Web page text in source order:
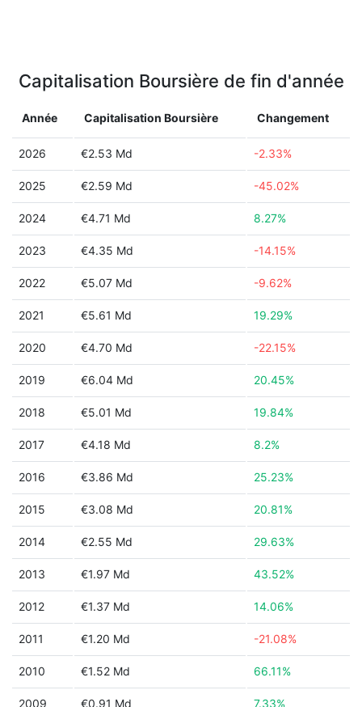
Capitalisation Boursière de fin d'année
Année Capitalisation Boursière Changement
2026 €2.53 Md -2.33%
2025 €2.59 Md -45.02%
2024 €4.71 Md 8.27%
2023 €4.35 Md -14.15%
2022 €5.07 Md -9.62%
2021 €5.61 Md 19.29%
2020 €4.70 Md -22.15%
2019 €6.04 Md 20.45%
2018 €5.01 Md 19.84%
2017 €4.18 Md 8.2%
2016 €3.86 Md 25.23%
2015 €3.08 Md 20.81%
2014 €2.55 Md 29.63%
2013 €1.97 Md 43.52%
2012 €1.37 Md 14.06%
2011 €1.20 Md -21.08%
2010 €1.52 Md 66.11%
2009 €0.91 Md 7.33%